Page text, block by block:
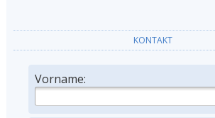
KONTAKT
Vorname: